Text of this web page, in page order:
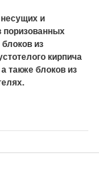
и
поризованных
из
кирпича
также блоков из